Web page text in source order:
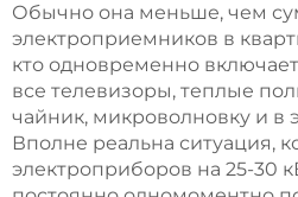
Обычно она меньше, чем
электроприемников в
кто одновременно
все телевизоры, теплые
чайник, микроволновку и в
Вполне реальна ситуация,
электроприборов на 25-30